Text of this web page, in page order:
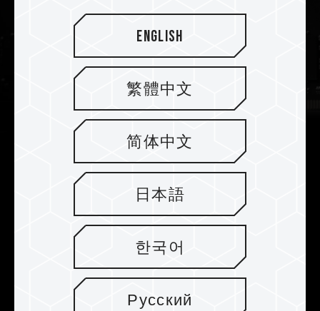
Der Fehlerkorrekturcode (ECC)
ermöglicht stabiles Arbeiten
T-CREATE MASTER DDR5 OC R-DIMM verfügt
nicht nur über On-Die ECC zur Korrektur von
Bitfehlern im DRAM, sondern auch über ECC zur
Korrektur von externen Fehlern und zur
Reparatur von Datenfehlern, um ein stabiles
English
繁體中文
简体中文
日本語
한국어
Русский